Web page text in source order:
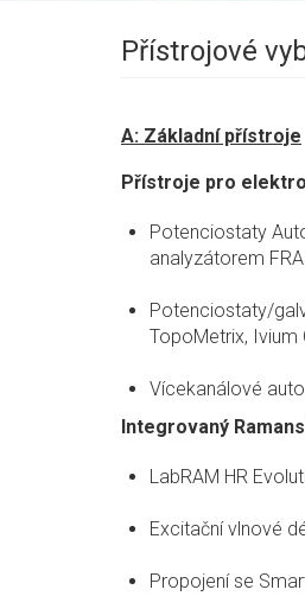
Přístrojové
A: Základní přístroje
Přístroje pro
Potenciostaty
analyzátorem
Potenciostaty/
TopoMetrix,
Vícekanálové
Integrovaný
LabRAM HR
Excitační vlnové
Propojení se